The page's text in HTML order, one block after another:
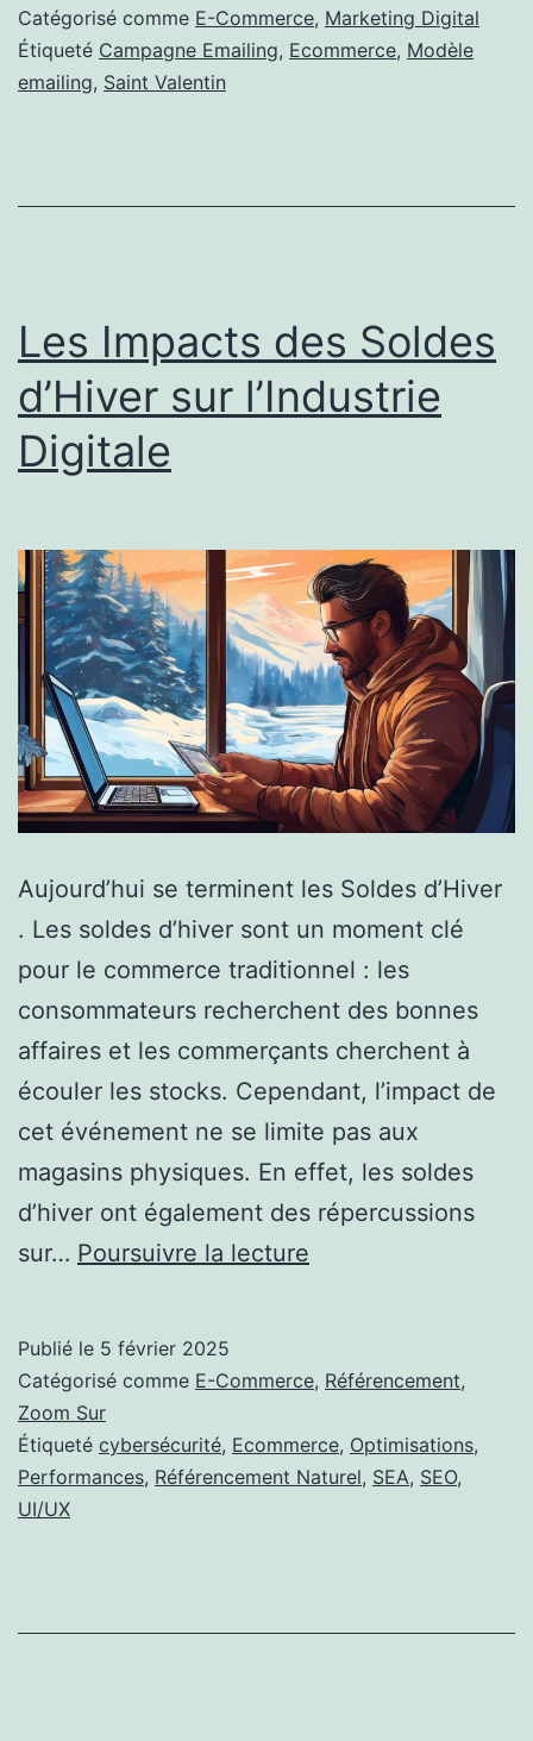
campagne
d’e-
Catégorisé comme E-Commerce, Marketing Digital
Étiqueté Campagne Emailing, Ecommerce, Modèle
emailing, Saint Valentin
Les Impacts des Soldes
d’Hiver sur l’Industrie
Digitale
Aujourd’hui se terminent les Soldes d’Hiver
. Les soldes d’hiver sont un moment clé
pour le commerce traditionnel : les
consommateurs recherchent des bonnes
affaires et les commerçants cherchent à
écouler les stocks. Cependant, l’impact de
cet événement ne se limite pas aux
magasins physiques. En effet, les soldes
d’hiver ont également des répercussions
sur… Poursuivre la lecture
Soldes
sur
l’Industrie
Publié le 5 février 2025
Catégorisé comme E-Commerce, Référencement,
Zoom Sur
Étiqueté cybersécurité, Ecommerce, Optimisations,
Performances, Référencement Naturel, SEA, SEO,
UI/UX